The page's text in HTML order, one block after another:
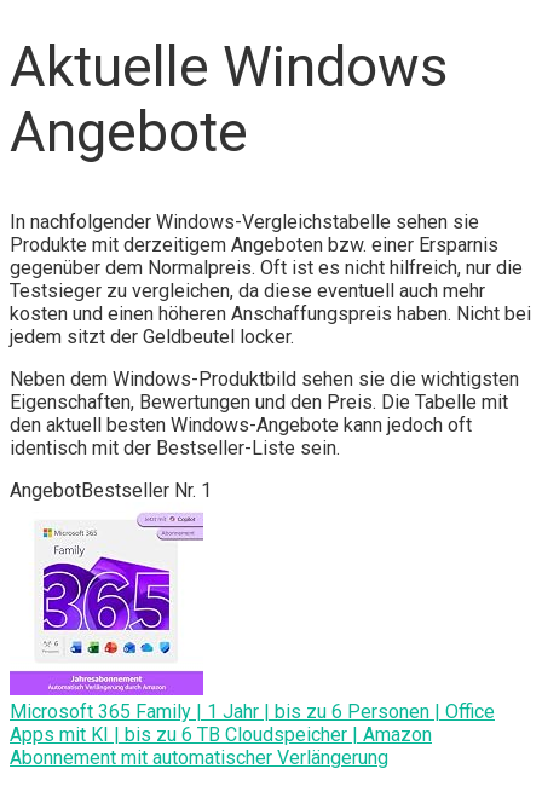
Aktuelle Windows
Angebote
In nachfolgender Windows-Vergleichstabelle sehen sie
Produkte mit derzeitigem Angeboten bzw. einer Ersparnis
gegenüber dem Normalpreis. Oft ist es nicht hilfreich, nur die
Testsieger zu vergleichen, da diese eventuell auch mehr
kosten und einen höheren Anschaffungspreis haben. Nicht bei
jedem sitzt der Geldbeutel locker.
Neben dem Windows-Produktbild sehen sie die wichtigsten
Eigenschaften, Bewertungen und den Preis. Die Tabelle mit
den aktuell besten Windows-Angebote kann jedoch oft
identisch mit der Bestseller-Liste sein.
AngebotBestseller Nr. 1
Microsoft 365 Family | 1 Jahr | bis zu 6 Personen | Office
Apps mit KI | bis zu 6 TB Cloudspeicher | Amazon
Abonnement mit automatischer Verlängerung